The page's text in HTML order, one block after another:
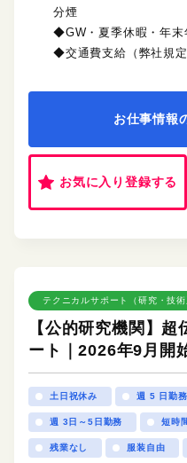
分煙
◆GW・夏季休暇・年末
◆交通費支給（弊社規定
お仕事情報
お気に入り登録する
テクニカルサポート（研究・技術
【公的研究機関】
ート｜2026年9月開
土日祝休み 週 5 日勤務
週 3日～5日勤務 短時
残業なし 服装自由